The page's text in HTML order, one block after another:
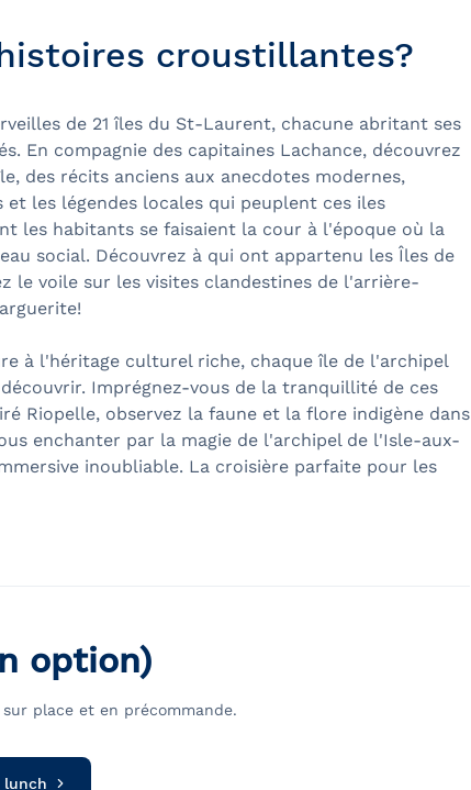
croustillantes?
de 21 îles du St-Laurent, chacune abritant ses
En compagnie des capitaines Lachance, découvrez
des récits anciens aux anecdotes modernes,
les légendes locales qui peuplent ces iles
les habitants se faisaient la cour à l'époque où la
social. Découvrez à qui ont appartenu les Îles de
le voile sur les visites clandestines de l'arrière-
à l'héritage culturel riche, chaque île de l'archipel
Imprégnez-vous de la tranquillité de ces
Riopelle, observez la faune et la flore indigène dans
enchanter par la magie de l'archipel de l'Isle-aux-
inoubliable. La croisière parfaite pour les
option)
place et en précommande.
lunch